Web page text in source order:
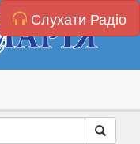
Слухати Радіо